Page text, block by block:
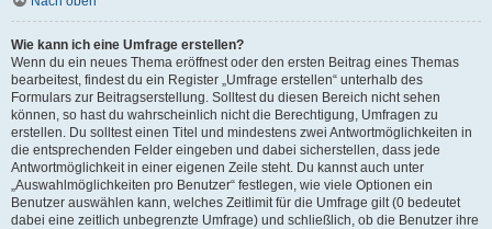
Wie kann ich eine Umfrage erstellen?
Wenn du ein neues Thema eröffnest oder den ersten Beitrag eines Themas
bearbeitest, findest du ein Register „Umfrage erstellen“ unterhalb des
Formulars zur Beitragserstellung. Solltest du diesen Bereich nicht sehen
können, so hast du wahrscheinlich nicht die Berechtigung, Umfragen zu
erstellen. Du solltest einen Titel und mindestens zwei Antwortmöglichkeiten in
die entsprechenden Felder eingeben und dabei sicherstellen, dass jede
Antwortmöglichkeit in einer eigenen Zeile steht. Du kannst auch unter
„Auswahlmöglichkeiten pro Benutzer“ festlegen, wie viele Optionen ein
Benutzer auswählen kann, welches Zeitlimit für die Umfrage gilt (0 bedeutet
dabei eine zeitlich unbegrenzte Umfrage) und schließlich, ob die Benutzer ihre